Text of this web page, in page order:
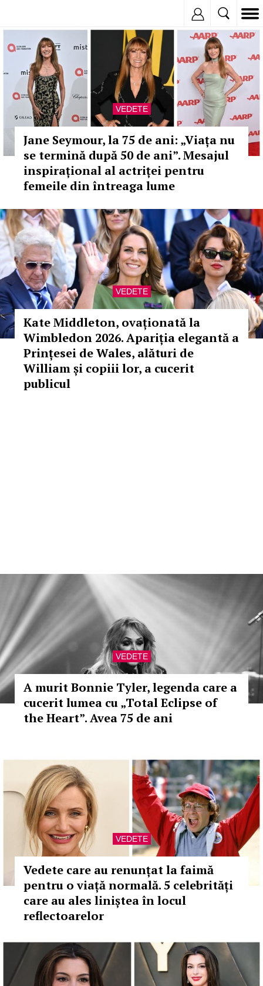
VEDETE
Jane Seymour, la 75 de ani: „Viața nu
se termină după 50 de ani”. Mesajul
inspirațional al actriței pentru
femeile din întreaga lume
VEDETE
Kate Middleton, ovaționată la
Wimbledon 2026. Apariția elegantă a
Prințesei de Wales, alături de
William și copiii lor, a cucerit
publicul
VEDETE
A murit Bonnie Tyler, legenda care a
cucerit lumea cu „Total Eclipse of
the Heart”. Avea 75 de ani
VEDETE
Vedete care au renunțat la faimă
pentru o viață normală. 5 celebrități
care au ales liniștea în locul
reflectoarelor